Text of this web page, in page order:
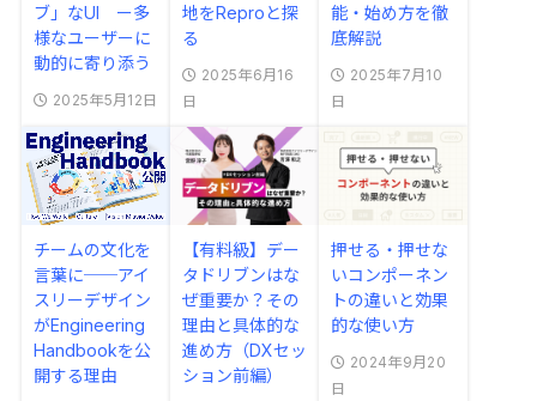
ブ」なUI ー多
様なユーザーに
動的に寄り添う
2025年5月12日
地をReproと探
る
2025年6月16
日
能・始め方を徹
底解説
2025年7月10
日
チームの文化を
言葉に──アイ
スリーデザイン
がEngineering
Handbookを公
開する理由
【有料級】デー
タドリブンはな
ぜ重要か？その
理由と具体的な
進め方（DXセッ
ション前編）
押せる・押せな
いコンポーネン
トの違いと効果
的な使い方
2024年9月20
日